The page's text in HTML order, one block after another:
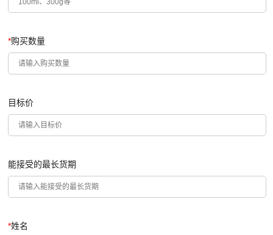
*购买数量
目标价
能接受的最长货期
*姓名